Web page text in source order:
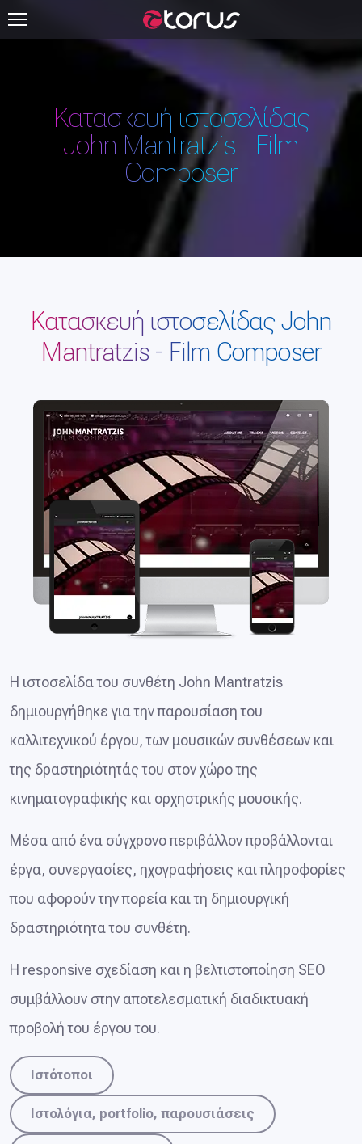
Κατασκευή ιστοσελίδας
John Mantratzis - Film
Composer
Κατασκευή ιστοσελίδας John
Mantratzis - Film Composer
Η ιστοσελίδα του συνθέτη John Mantratzis
δημιουργήθηκε για την παρουσίαση του
καλλιτεχνικού έργου, των μουσικών συνθέσεων και
της δραστηριότητάς του στον χώρο της
κινηματογραφικής και ορχηστρικής μουσικής.
Μέσα από ένα σύγχρονο περιβάλλον προβάλλονται
έργα, συνεργασίες, ηχογραφήσεις και πληροφορίες
που αφορούν την πορεία και τη δημιουργική
δραστηριότητα του συνθέτη.
Η responsive σχεδίαση και η βελτιστοποίηση SEO
συμβάλλουν στην αποτελεσματική διαδικτυακή
προβολή του έργου του.
Ιστότοποι
Ιστολόγια, portfolio, παρουσιάσεις